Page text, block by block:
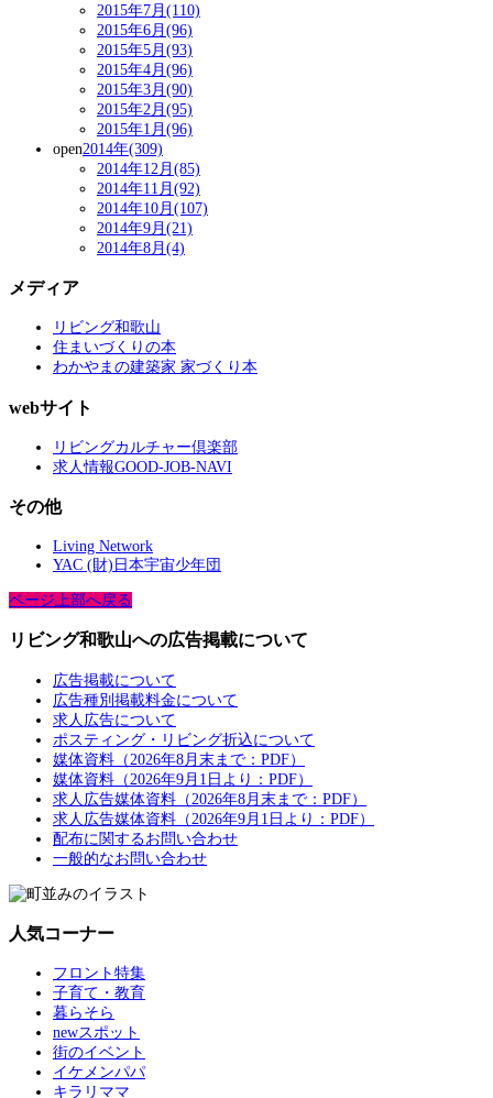
2015年7月(110)
2015年6月(96)
2015年5月(93)
2015年4月(96)
2015年3月(90)
2015年2月(95)
2015年1月(96)
open2014年(309)
2014年12月(85)
2014年11月(92)
2014年10月(107)
2014年9月(21)
2014年8月(4)
メディア
リビング和歌山
住まいづくりの本
わかやまの建築家 家づくり本
webサイト
リビングカルチャー倶楽部
求人情報GOOD-JOB-NAVI
その他
Living Network
YAC (財)日本宇宙少年団
ページ上部へ戻る
リビング和歌山への広告掲載について
広告掲載について
広告種別掲載料金について
求人広告について
ポスティング・リビング折込について
媒体資料（2026年8月末まで：PDF）
媒体資料（2026年9月1日より：PDF）
求人広告媒体資料（2026年8月末まで：PDF）
求人広告媒体資料（2026年9月1日より：PDF）
配布に関するお問い合わせ
一般的なお問い合わせ
人気コーナー
フロント特集
子育て・教育
暮らそら
newスポット
街のイベント
イケメンパパ
キラリママ